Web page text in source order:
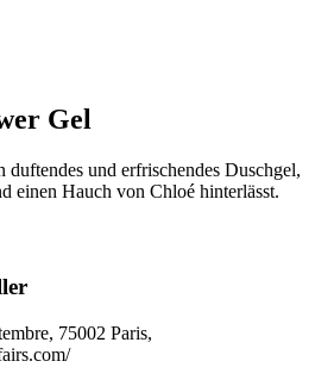
Gel
und erfrischendes Duschgel,
einen Hauch von Chloé hinterlässt.
75002 Paris,